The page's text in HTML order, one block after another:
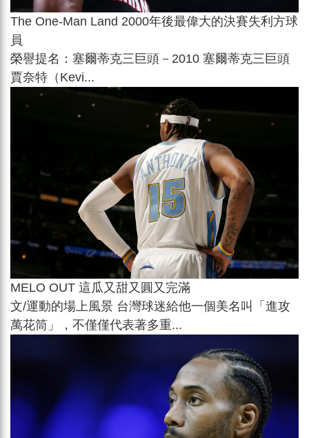
The One-Man Land 2000年後最偉大的決賽失利方球
員
榮譽提名：塞爾蒂克三巨頭－2010 塞爾蒂克三巨頭
賈奈特（Kevi...
MELO OUT 這瓜又甜又圓又完滿
文/運動的場上風景 台灣球迷給他一個美名叫「進攻
萬花筒」，不僅僅代表著多重...